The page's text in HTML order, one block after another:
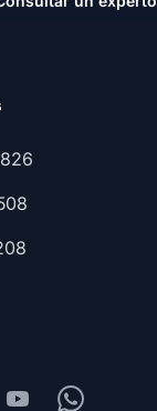
YoutubeWhatsapp